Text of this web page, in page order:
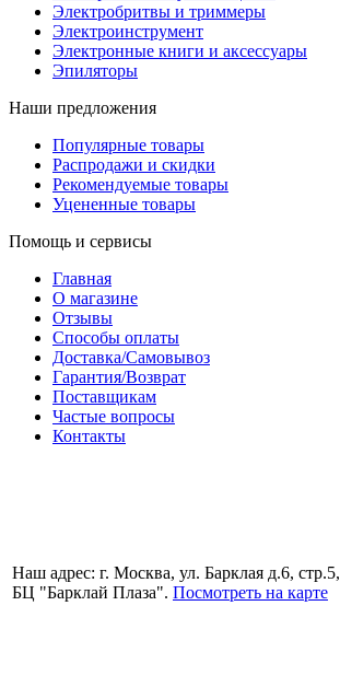
Электробритвы и триммеры
Электроинструмент
Электронные книги и аксессуары
Эпиляторы
Наши предложения
Популярные товары
Распродажи и скидки
Рекомендуемые товары
Уцененные товары
Помощь и сервисы
Главная
О магазине
Отзывы
Способы оплаты
Доставка/Самовывоз
Гарантия/Возврат
Поставщикам
Частые вопросы
Контакты
Наш адрес: г. Москва, ул. Барклая д.6, стр.5,
БЦ "Барклай Плаза". Посмотреть на карте